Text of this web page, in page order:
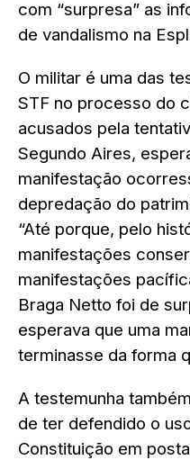
com “surpresa” as
de vandalismo na
O militar é uma das
STF no processo do
acusados pela
Segundo Aires,
manifestação
depredação do
“Até porque, pelo
manifestações
manifestações
Braga Netto foi de
esperava que uma
terminasse da forma
A testemunha
de ter defendido o
Constituição em